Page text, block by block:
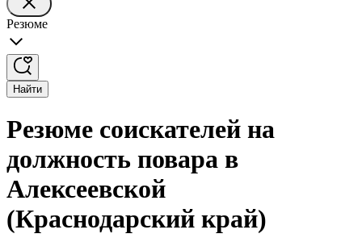
Резюме
Найти
Резюме соискателей на
должность повара в
Алексеевской
(Краснодарский край)